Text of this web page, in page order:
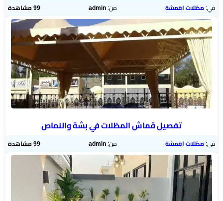
في:مظلات اقمشة من:admin 99 مشاهدة
تفصيل قماش المظلات في بشة والنماص
في:مظلات اقمشة من:admin 99 مشاهدة